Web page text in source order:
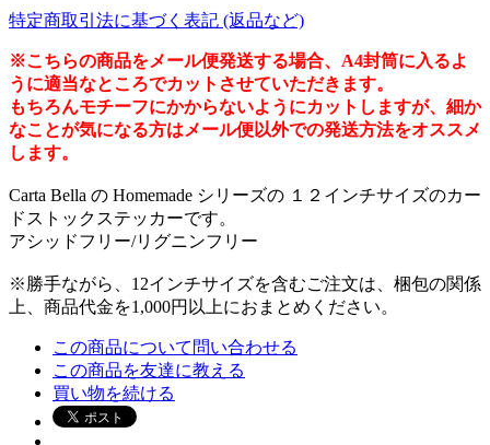
特定商取引法に基づく表記 (返品など)
※こちらの商品をメール便発送する場合、A4封筒に入るよ
うに適当なところでカットさせていただきます。
もちろんモチーフにかからないようにカットしますが、細か
なことが気になる方はメール便以外での発送方法をオススメ
します。
Carta Bella の Homemade シリーズの １２インチサイズのカー
ドストックステッカーです。
アシッドフリー/リグニンフリー
※勝手ながら、12インチサイズを含むご注文は、梱包の関係
上、商品代金を1,000円以上におまとめください。
この商品について問い合わせる
この商品を友達に教える
買い物を続ける